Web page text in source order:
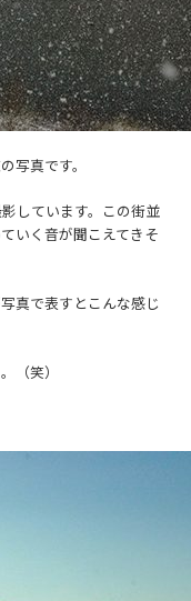
写真です。
しています。この街並
いく音が聞こえてきそ
真で表すとこんな感じ
（笑）